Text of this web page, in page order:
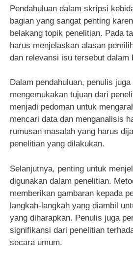
Pendahuluan dalam skripsi
bagian yang sangat penting
belakang topik penelitian. Pada
harus menjelaskan alasan
dan relevansi isu tersebut dalam
Dalam pendahuluan, penulis juga
mengemukakan tujuan dari
menjadi pedoman untuk
mencari data dan menganalisis
rumusan masalah yang harus
penelitian yang dilakukan.
Selanjutnya, penting untuk
digunakan dalam penelitian.
memberikan gambaran kepada
langkah-langkah yang diambil
yang diharapkan. Penulis juga
signifikansi dari penelitian
secara umum.